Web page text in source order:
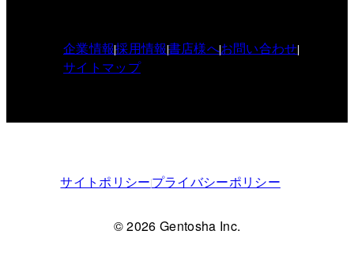
企業情報採用情報書店様へお問い合わせ
サイトマップ
サイトポリシープライバシーポリシー
© 2026 Gentosha Inc.